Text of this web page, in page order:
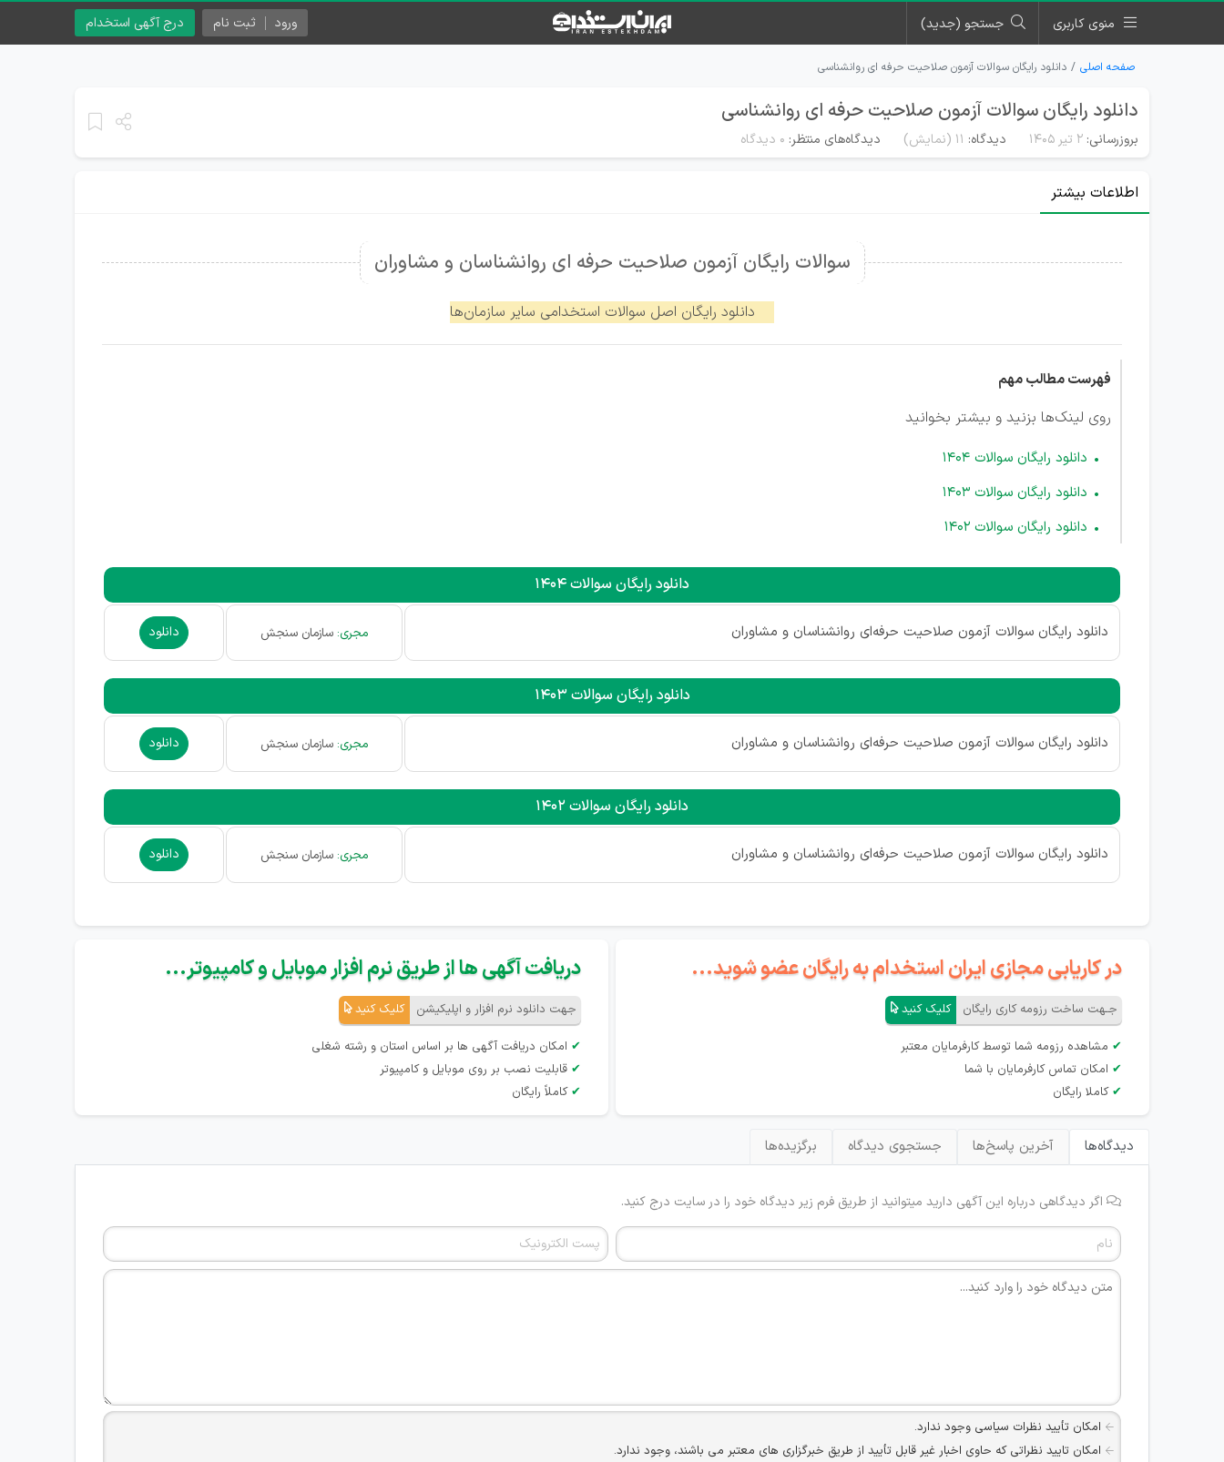
منوی کاربری جستجو (جدید) درج آگهی استخدام ورود ثبت نام
صفحه اصلی دانلود رایگان سوالات آزمون صلاحیت حرفه ای روانشناسی
دانلود رایگان سوالات آزمون صلاحیت حرفه ای روانشناسی
بروزرسانی: ۲ تیر ۱۴۰۵ دیدگاه: 11 (نمایش) دیدگاه‌های منتظر: ۰ دیدگاه
اطلاعات بیشتر
سوالات رایگان آزمون صلاحیت حرفه ای روانشناسان و مشاوران
دانلود رایگان اصل سوالات استخدامی سایر سازمان‌ها
فهرست مطالب مهم
روی لینک‌ها بزنید و بیشتر بخوانید
دانلود رایگان سوالات 1404
دانلود رایگان سوالات 1403
دانلود رایگان سوالات 1402
دانلود رایگان سوالات 1404
دانلود رایگان سوالات آزمون صلاحیت حرفه‌ای روانشناسان و مشاوران مجری: سازمان سنجش دانلود
دانلود رایگان سوالات 1403
دانلود رایگان سوالات آزمون صلاحیت حرفه‌ای روانشناسان و مشاوران مجری: سازمان سنجش دانلود
دانلود رایگان سوالات 1402
دانلود رایگان سوالات آزمون صلاحیت حرفه‌ای روانشناسان و مشاوران مجری: سازمان سنجش دانلود
در کاریابی مجازی ایران استخدام به رایگان عضو شوید...
جـهت ساخت رزومه کاری رایگان کلیک کنید
✔ مشاهده رزومه شما توسط کارفرمایان معتبر
✔ امکان تماس کارفرمایان با شما
✔ کاملا رایگان
دریافت آگهی ها از طریق نرم افزار موبایل و کامپیوتر...
جهت دانلود نرم افزار و اپلیکیشن کلیک کنید
✔ امکان دریافت آگهی ها بر اساس استان و رشته شغلی
✔ قابلیت نصب بر روی موبایل و کامپیوتر
✔ کاملاً رایگان
دیدگاه‌ها آخرین پاسخ‌ها جستجوی دیدگاه برگزیده‌ها
اگر دیدگاهی درباره این آگهی دارید میتوانید از طریق فرم زیر دیدگاه خود را در سایت درج کنید.
امکان تأیید نظرات سیاسی وجود ندارد.
امکان تایید نظراتی که حاوی اخبار غیر قابل تأیید از طریق خبرگزاری های معتبر می باشند، وجود ندارد.